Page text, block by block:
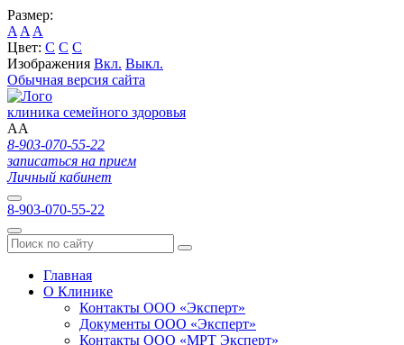
Размер:
A A A
Цвет: C C C
Изображения Вкл. Выкл.
Обычная версия сайта
клиника семейного здоровья
AA
8-903-070-55-22
записаться на прием
Личный кабинет
8-903-070-55-22
Главная
О Клинике
Контакты ООО «Эксперт»
Документы ООО «Эксперт»
Контакты ООО «МРТ Эксперт»